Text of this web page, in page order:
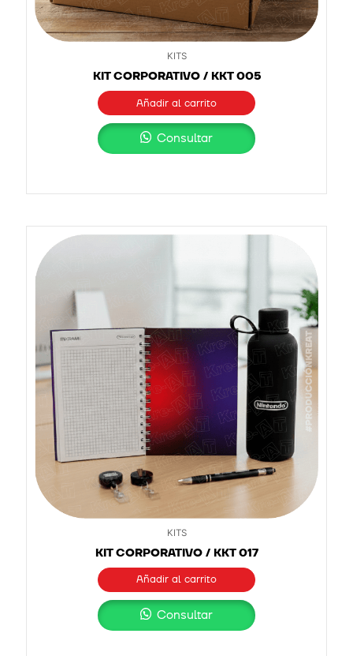
KITS
KIT CORPORATIVO / KKT 005
Añadir al carrito
Consultar
KITS
KIT CORPORATIVO / KKT 017
Añadir al carrito
Consultar